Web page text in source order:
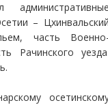
–
часть
Рачинского